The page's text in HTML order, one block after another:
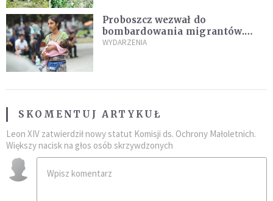
Proboszcz wezwał do
bombardowania migrantów.
"Masowy ogień przeciwko
WYDARZENIA
SKOMENTUJ ARTYKUŁ
Leon XIV zatwierdził nowy statut Komisji ds. Ochrony Małoletnich.
Większy nacisk na głos osób skrzywdzonych